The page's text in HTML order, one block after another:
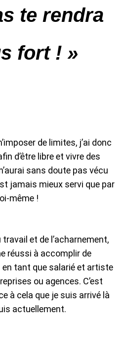
te rendra
fort ! »
de limites, j’ai donc
d’être libre et vivre des
sans doute pas vécu
jamais mieux servi que par
même !
et de l’acharnement,
réussi à accomplir de
tant que salarié et artiste
ou agences. C’est
à cela que je suis arrivé là
actuellement.